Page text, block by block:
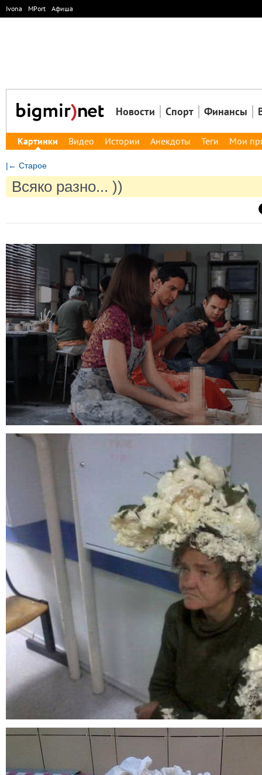
Ivona MPort Афиша
Новости Спорт Финансы
Картинки Видео Истории Анекдоты Теги Мои
|← Старое
Всяко разно... ))